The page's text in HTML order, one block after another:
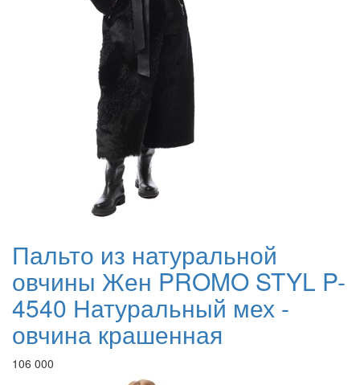
Пальто из натуральной
овчины Жен PROMO STYL P-
4540 Натуральный мех -
овчина крашенная
106 000